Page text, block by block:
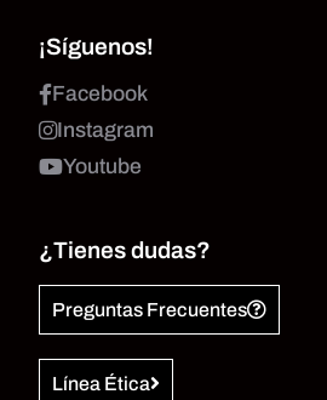
¡Síguenos!
Facebook
Instagram
Youtube
¿Tienes dudas?
Preguntas Frecuentes
Línea Ética